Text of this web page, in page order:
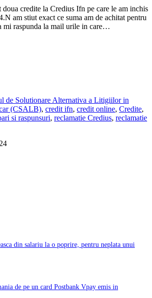
credite la Credius Ifn pe care le am inchis
am stiut exact ce suma am de achitat pentru
mi raspunda la mail urile in care…
de Solutionare Alternativa a Litigiilor in
(CSALB), credit ifn, credit online, Credite,
si raspunsuri, reclamatie Credius, reclamatie
din salariu la o poprire, pentru neplata unui
de pe un card Postbank Vpay emis in